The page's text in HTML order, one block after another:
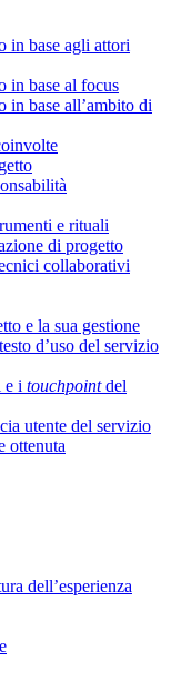
in base agli attori
in base al focus
in base all’ambito di
e rituali
di progetto
collaborativi
e la sua gestione
d’uso del servizio
e i touchpointdel
utente del servizio
ottenuta
dell’esperienza